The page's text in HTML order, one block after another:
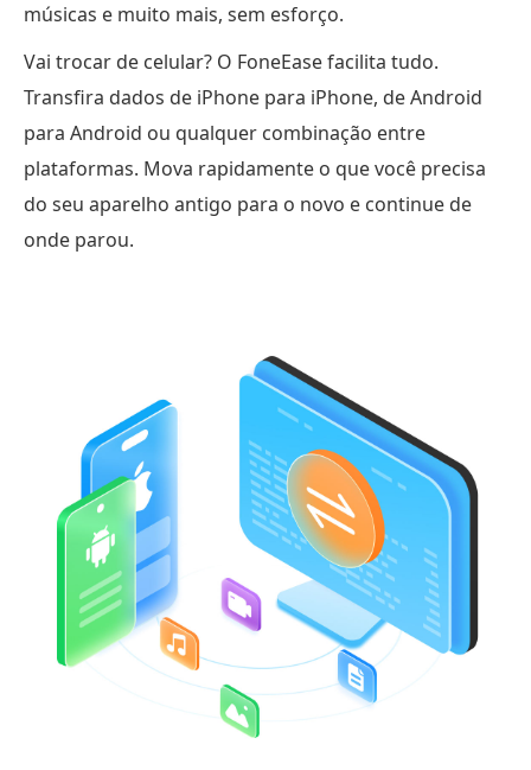
músicas e muito mais, sem esforço.
Vai trocar de celular? O FoneEase facilita tudo.
Transfira dados de iPhone para iPhone, de Android
para Android ou qualquer combinação entre
plataformas. Mova rapidamente o que você precisa
do seu aparelho antigo para o novo e continue de
onde parou.